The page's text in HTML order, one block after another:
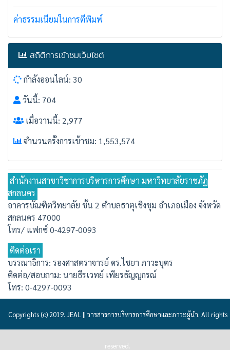
ค่าธรรมเนียมในการตีพิมพ์
สถิติการเข้าชมเว็บไซต์
กำลังออนไลน์: 30
วันนี้: 704
เมื่อวานนี้: 2,977
จำนวนครั้งการเข้าชม: 1,553,574
สำนักงานสาขาวิชาการบริหารการศึกษา มหาวิทยาลัยราชภัฏ
สกลนคร
อาคารบัณฑิตวิทยาลัย ชั้น 2 ตำบลธาตุเชิงชุม อำเภอเมือง จังหวัด
สกลนคร 47000
โทร/ แฟกซ์ 0-4297-0093
ติดต่อเรา
บรรณาธิการ: รองศาสตราจารย์ ดร.ไชยา ภาวะบุตร
ติดต่อ/สอบถาม: นายธีรเวทย์ เพียรธัญญกรณ์
โทร: 0-4297-0093
Copyrights (c) 2019. JEAL || วารสารการบริหารการศึกษาและภาวะผู้นำ. All rights
reserved.